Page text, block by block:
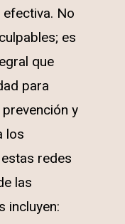
No
es
que
para
y
los
redes
las
incluyen: